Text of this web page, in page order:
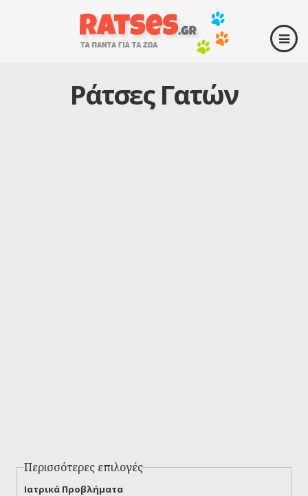
Ράτσες Γατών
Περισσότερες επιλογές
Ιατρικά Προβλήματα